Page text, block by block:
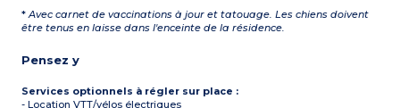
*Avec carnet de vaccinations à jour et tatouage. Les chiens doivent
être tenus en laisse dans l'enceinte de la résidence.
Pensez y
Services optionnels à régler sur place :
- Location VTT/vélos électriques